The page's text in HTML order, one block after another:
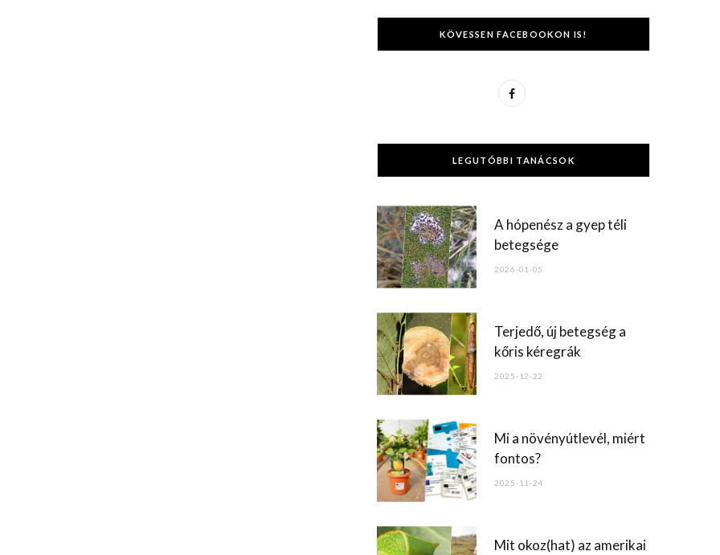
KÖVESSEN FACEBOOKON IS!
F
c
e
o
LEGUTÓBBI TANÁCSOK
A hópenész a gyep téli
betegsége
2026-01-05
Terjedő, új betegség a
kőris kéregrák
2025-12-22
Mi a növényútlevél, miért
fontos?
2025-11-24
Mit okoz(hat) az amerikai